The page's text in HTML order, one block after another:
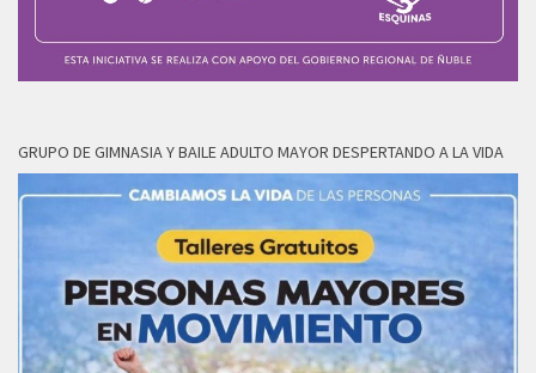
GRUPO DE GIMNASIA Y BAILE ADULTO MAYOR DESPERTANDO A LA VIDA